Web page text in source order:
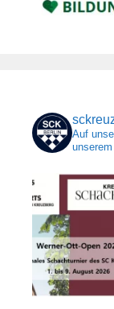
Auf